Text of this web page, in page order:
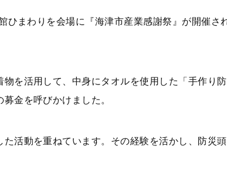
ひまわりを会場に『海津市産業感謝祭』が開催さ
を活用して、 中身にタオルを使用した「手作り
金を呼びかけました。
活動を重ねています。その経験を活かし、防災